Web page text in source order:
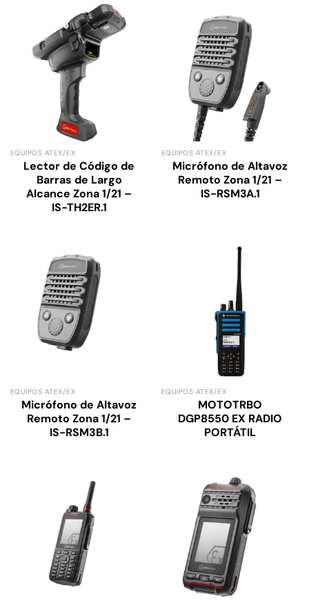
EQUIPOS ATEX/EX
Lector de Código de
Barras de Largo
Alcance Zona 1/21 –
IS-TH2ER.1
EQUIPOS ATEX/EX
Micrófono de Altavoz
Remoto Zona 1/21 –
IS-RSM3A.1
EQUIPOS ATEX/EX
Micrófono de Altavoz
Remoto Zona 1/21 –
IS-RSM3B.1
EQUIPOS ATEX/EX
MOTOTRBO
DGP8550 EX RADIO
PORTÁTIL